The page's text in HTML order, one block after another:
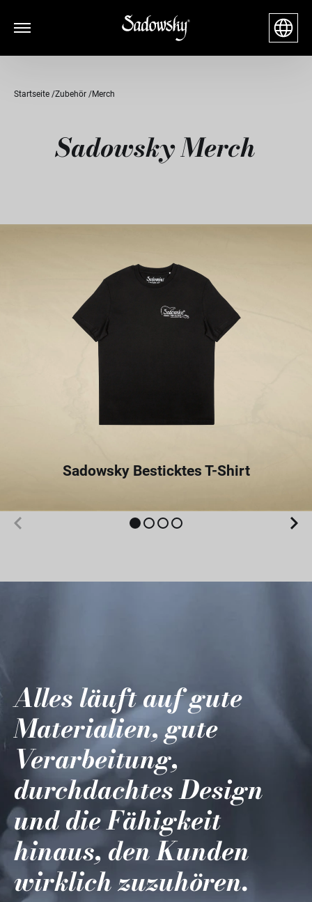
Startseite Zubehör Merch
Sadowsky Merch
Sadowsky Besticktes T-Shirt
Alles läuft auf gute
Materialien, gute
Verarbeitung,
durchdachtes Design
und die Fähigkeit
hinaus, den Kunden
wirklich zuzuhören.